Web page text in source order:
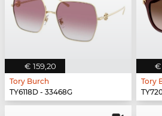
€ 159,20
Tory Burch
TY6118D - 33468G
€
Tory